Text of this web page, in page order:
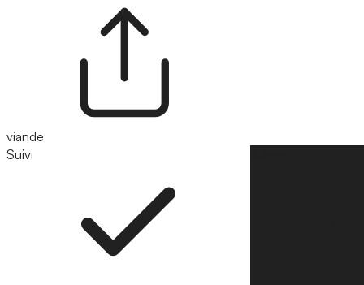
viande
Suivi